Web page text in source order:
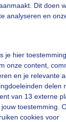
Dit doen
analyseren en
je hier
onze content,
en je relevante
delen
van 13 externe
toestemming.
cookies voor
17-05-2026, 15x